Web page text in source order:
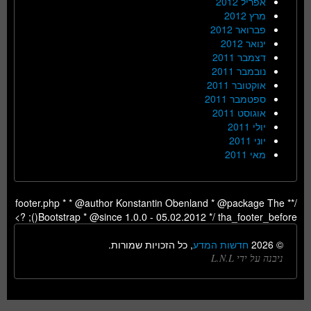
מרץ 2012
פברואר 2012
ינואר 2012
דצמבר 2011
נובמבר 2011
אוקטובר 2011
ספטמבר 2011
אוגוסט 2011
יולי 2011
יוני 2011
מאי 2011
/** footer.php * * @author Konstantin Obenland * @package The
Bootstrap * @since 1.0.0 - 05.02.2012 */ tha_footer_before(); ?>
© 2026
חדשות המדע, כל הזכויות שמורות.
ניבנה על ידי L.N.L